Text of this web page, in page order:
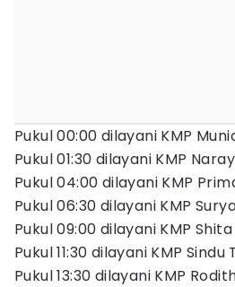
Pukul 00:00 dilayani KMP
Pukul 01:30 dilayani KMP
Pukul 04:00 dilayani KMP
Pukul 06:30 dilayani KMP
Pukul 09:00 dilayani KMP
Pukul 11:30 dilayani KMP
Pukul 13:30 dilayani KMP